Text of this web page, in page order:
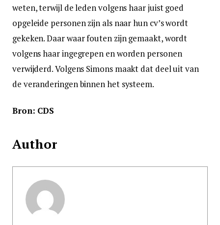
weten, terwijl de leden volgens haar juist goed
opgeleide personen zijn als naar hun cv’s wordt
gekeken. Daar waar fouten zijn gemaakt, wordt
volgens haar ingegrepen en worden personen
verwijderd. Volgens Simons maakt dat deel uit van
de veranderingen binnen het systeem.
Bron: CDS
Author